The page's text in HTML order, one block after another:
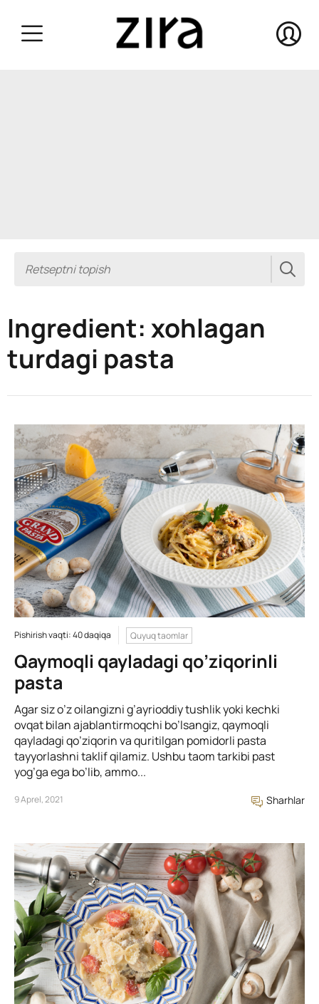
Ingredient: xohlagan
turdagi pasta
Pishirish vaqti: 40 daqiqa Quyuq taomlar
Qaymoqli qayladagi qo’ziqorinli
pasta
Agar siz o’z oilangizni g’ayrioddiy tushlik yoki kechki
ovqat bilan ajablantirmoqchi bo’lsangiz, qaymoqli
qayladagi qo’ziqorin va quritilgan pomidorli pasta
tayyorlashni taklif qilamiz. Ushbu taom tarkibi past
yog’ga ega bo’lib, ammo...
9 Aprel, 2021 Sharhlar